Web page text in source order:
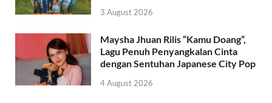
3 August 2026
Maysha Jhuan Rilis “Kamu Doang”,
Lagu Penuh Penyangkalan Cinta
dengan Sentuhan Japanese City Pop
4 August 2026